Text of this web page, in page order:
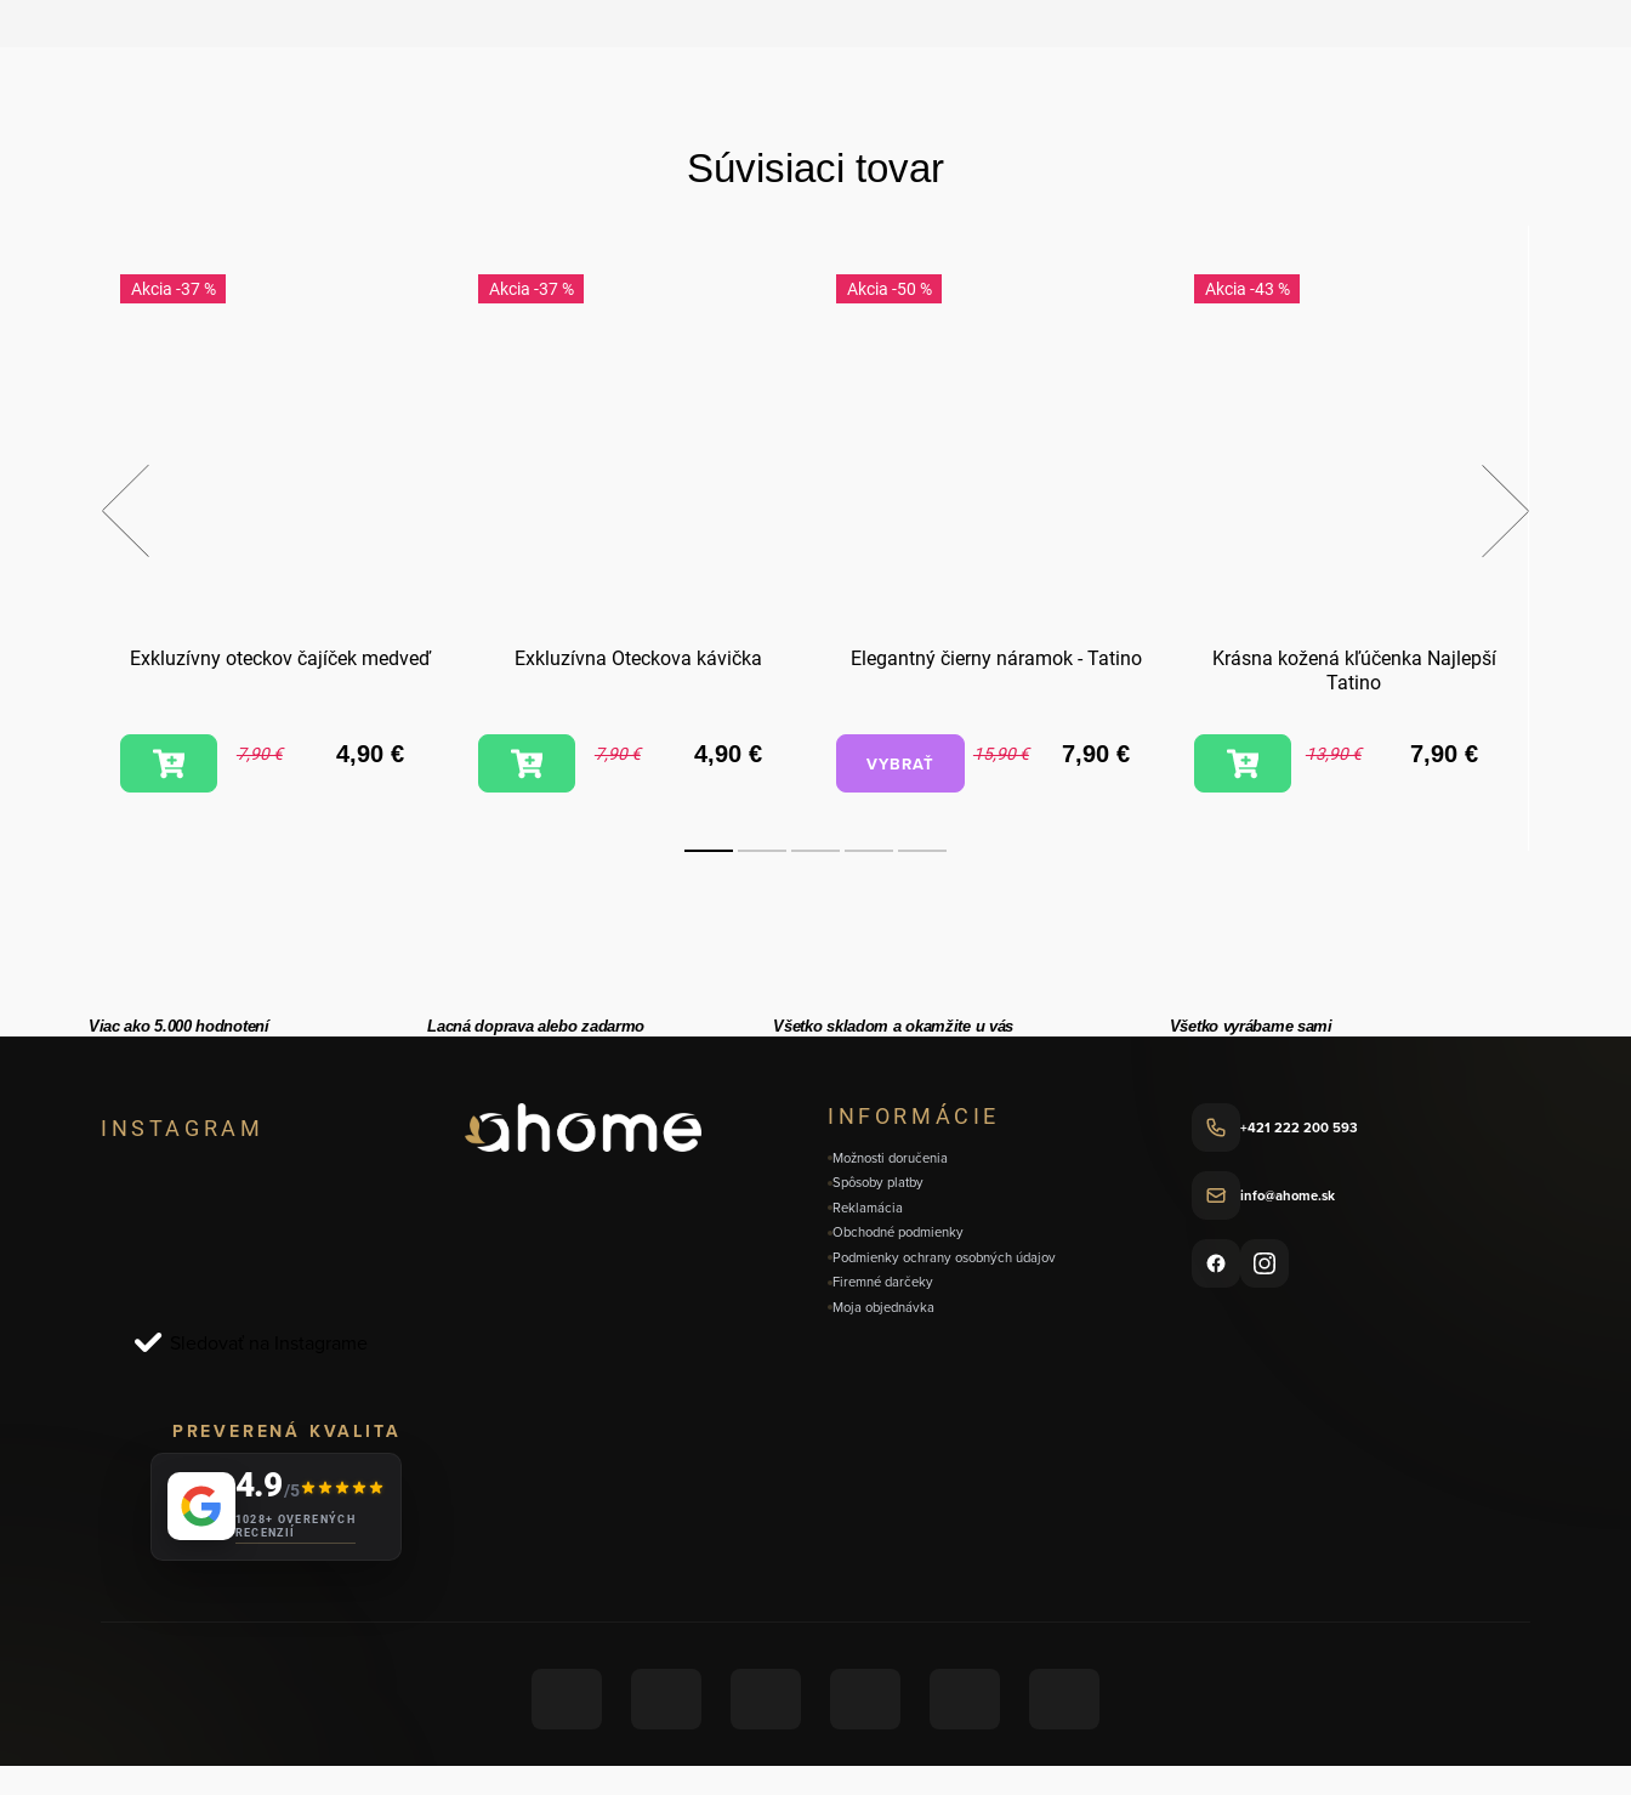
Súvisiaci tovar
-37 %
Exkluzívny oteckov čajíček medveď
7,90 € 4,90 €
-37 %
Exkluzívna Oteckova kávička
7,90 € 4,90 €
-50 %
Elegantný čierny náramok - Tatino
15,90 € 7,90 €
VYBRAŤ
-43 %
Krásna kožená kľúčenka Najlepší
Tatino
13,90 € 7,90 €
Viac ako 5.000 hodnotení Lacná doprava alebo zadarmo Všetko skladom a okamžite u vás Všetko vyrábame sami
INSTAGRAM INFORMÁCIE
Možnosti doručenia
Spôsoby platby
Reklamácia
Obchodné podmienky
Podmienky ochrany osobných údajov
Firemné darčeky
Moja objednávka
+421 222 200 593
info@ahome.sk
PREVERENÁ KVALITA
4.9/5
1028+ OVERENÝCH
RECENZIÍ